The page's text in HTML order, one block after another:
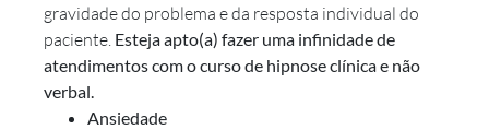
gravidade do problema e da resposta individual do
paciente. Esteja apto(a) fazer uma infinidade de
atendimentos com o curso de hipnose clínica e não
verbal.
Ansiedade